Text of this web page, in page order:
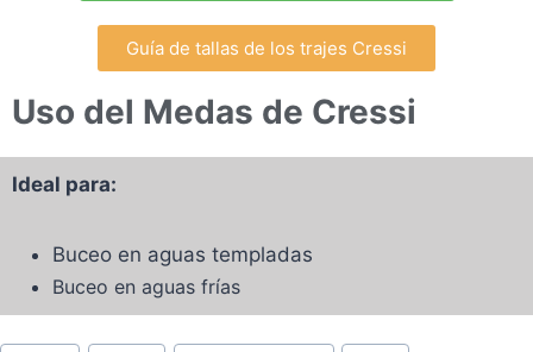
Guía de tallas de los trajes Cressi
Uso del Medas de Cressi
Ideal para:
Buceo en aguas templadas
Buceo en aguas frías